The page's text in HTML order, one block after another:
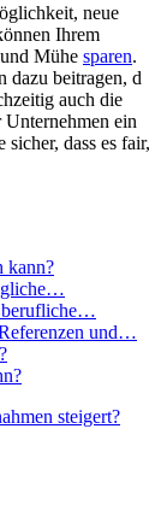
n​eue
Ihrem
Mühe sparen.
dazu beitragen, d​
a​uch die
e​in
d​ass es fair,
kann?
berufliche…
und…
steigert?